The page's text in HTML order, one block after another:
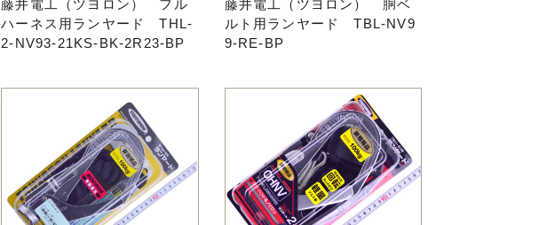
藤井電工（ツヨロン） フル
ハーネス用ランヤード THL-
2-NV93-21KS-BK-2R23-BP
藤井電工（ツヨロン） 胴ベ
ルト用ランヤード TBL-NV9
9-RE-BP